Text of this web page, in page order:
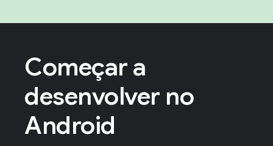
Começar a
desenvolver no
Android